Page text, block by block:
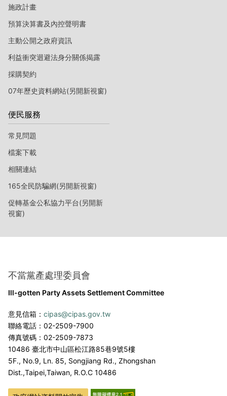
施政計畫
預算決算書及內控聲明書
主動公開之政府資訊
利益衝突迴避法身分關係揭露
採購契約
07年歷史資料網站(另開新視窗)
便民服務
常見問題
檔案下載
相關連結
165全民防騙網(另開新視窗)
促轉基金公私協力平台(另開新
視窗)
不當黨產處理委員會
Ill-gotten Party Assets Settlement Committee
意見信箱： cipas@cipas.gov.tw
聯絡電話：02-2509-7900
傳真號碼：02-2509-7873
10486 臺北市中山區松江路85巷9號5樓
5F., No.9, Ln. 85, Songjiang Rd., Zhongshan
Dist.,Taipei,Taiwan, R.O.C 10486